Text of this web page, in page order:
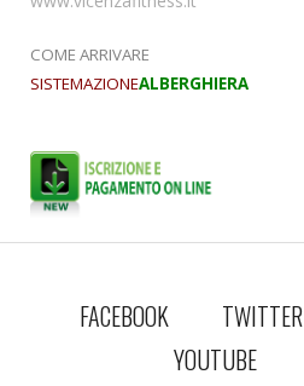
COME ARRIVARE
SISTEMAZIONEALBERGHIERA
FACEBOOK TWITTER
YOUTUBE